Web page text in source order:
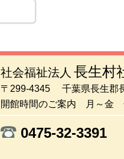
社会福祉法人 長生村
〒299-4345 千葉県長生郡
開館時間のご案内 月～金
0475-32-